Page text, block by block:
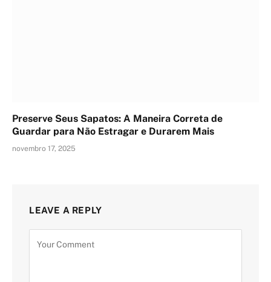
Preserve Seus Sapatos: A Maneira Correta de
Guardar para Não Estragar e Durarem Mais
novembro 17, 2025
LEAVE A REPLY